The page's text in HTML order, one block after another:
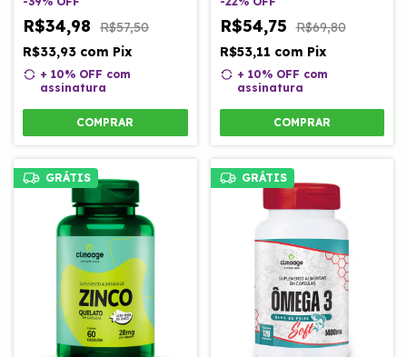
R$34,98
R$57,50
R$33,93 com Pix
+ 10% OFF com
assinatura
COMPRAR
R$54,75 R$69,80
R$53,11 com Pix
+ 10% OFF com
assinatura
COMPRAR
GRÁTIS GRÁTIS